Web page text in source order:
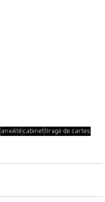
anxiétécabinettirage de cartes